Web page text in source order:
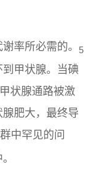
率所必需的。 5
甲状腺。当碘
状腺通路被激
肥大，最终导
中罕见的问